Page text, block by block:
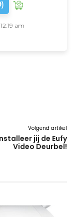
am
Volgend artikel
jij de Eufy
Video Deurbel!